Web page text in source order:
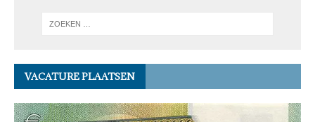
VACATURE PLAATSEN